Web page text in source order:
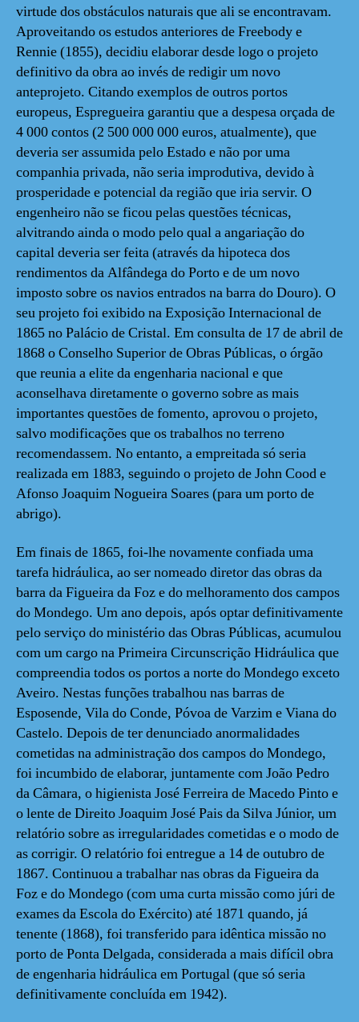
virtude dos obstáculos naturais que ali se encontravam.
Aproveitando os estudos anteriores de Freebody e
Rennie (1855), decidiu elaborar desde logo o projeto
definitivo da obra ao invés de redigir um novo
anteprojeto. Citando exemplos de outros portos
europeus, Espregueira garantiu que a despesa orçada de
4 000 contos (2 500 000 000 euros, atualmente), que
deveria ser assumida pelo Estado e não por uma
companhia privada, não seria improdutiva, devido à
prosperidade e potencial da região que iria servir. O
engenheiro não se ficou pelas questões técnicas,
alvitrando ainda o modo pelo qual a angariação do
capital deveria ser feita (através da hipoteca dos
rendimentos da Alfândega do Porto e de um novo
imposto sobre os navios entrados na barra do Douro). O
seu projeto foi exibido na Exposição Internacional de
1865 no Palácio de Cristal. Em consulta de 17 de abril de
1868 o Conselho Superior de Obras Públicas, o órgão
que reunia a elite da engenharia nacional e que
aconselhava diretamente o governo sobre as mais
importantes questões de fomento, aprovou o projeto,
salvo modificações que os trabalhos no terreno
recomendassem. No entanto, a empreitada só seria
realizada em 1883, seguindo o projeto de John Cood e
Afonso Joaquim Nogueira Soares (para um porto de
abrigo).
Em finais de 1865, foi-lhe novamente confiada uma
tarefa hidráulica, ao ser nomeado diretor das obras da
barra da Figueira da Foz e do melhoramento dos campos
do Mondego. Um ano depois, após optar definitivamente
pelo serviço do ministério das Obras Públicas, acumulou
com um cargo na Primeira Circunscrição Hidráulica que
compreendia todos os portos a norte do Mondego exceto
Aveiro. Nestas funções trabalhou nas barras de
Esposende, Vila do Conde, Póvoa de Varzim e Viana do
Castelo. Depois de ter denunciado anormalidades
cometidas na administração dos campos do Mondego,
foi incumbido de elaborar, juntamente com João Pedro
da Câmara, o higienista José Ferreira de Macedo Pinto e
o lente de Direito Joaquim José Pais da Silva Júnior, um
relatório sobre as irregularidades cometidas e o modo de
as corrigir. O relatório foi entregue a 14 de outubro de
1867. Continuou a trabalhar nas obras da Figueira da
Foz e do Mondego (com uma curta missão como júri de
exames da Escola do Exército) até 1871 quando, já
tenente (1868), foi transferido para idêntica missão no
porto de Ponta Delgada, considerada a mais difícil obra
de engenharia hidráulica em Portugal (que só seria
definitivamente concluída em 1942).